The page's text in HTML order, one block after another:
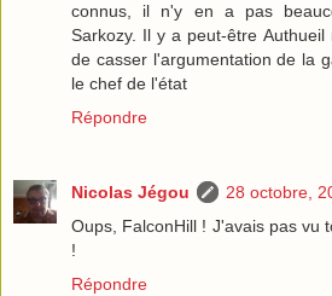
connus, il n'y en a pas
Sarkozy. Il y a peut-être
de casser l'argumentation de la
le chef de l'état
Répondre
Nicolas Jégou
28 octobre,
Oups, FalconHill ! J'avais pas vu
!
Répondre